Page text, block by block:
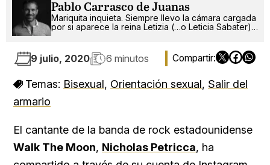
Pablo Carrasco de Juanas
Mariquita inquieta. Siempre llevo la cámara cargada
por si aparece la reina Letizia (…o Leticia Sabater).
9 julio, 2020 6 minutos
Temas: Bisexual, Orientación sexual, Salir del
armario
El cantante de la banda de rock estadounidense
Walk The Moon, Nicholas Petricca, ha